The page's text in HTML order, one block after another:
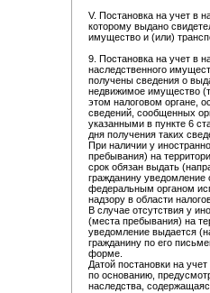
V. Постановка на учет в
которому выдано
имущество и (или)
9. Постановка на учет в
наследственного
получены сведения о
недвижимое имущество
этом налоговом органе,
сведений, сообщенных
указанными в пункте 6
дня получения таких
При наличии у
пребывания) на
срок обязан выдать
гражданину уведомление
федеральным органом
надзору в области
В случае отсутствия у
(места пребывания) на
уведомление выдается
гражданину по его
форме.
Датой постановки на
по основанию,
наследства,